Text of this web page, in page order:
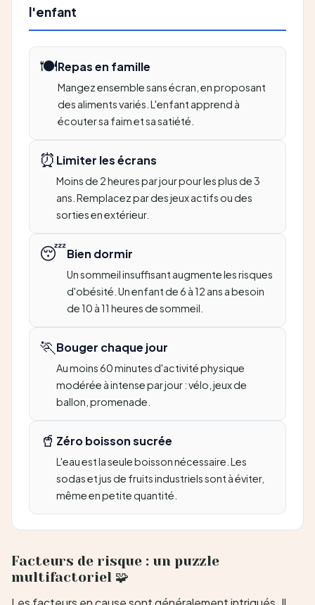
l'enfant
🍽️Repas en famille
Mangez ensemble sans écran, en proposant
des aliments variés. L'enfant apprend à
écouter sa faim et sa satiété.
⏰ Limiter les écrans
Moins de 2 heures par jour pour les plus de 3
ans. Remplacez par des jeux actifs ou des
sorties en extérieur.
😴Bien dormir
Un sommeil insuffisant augmente les risques
d'obésité. Un enfant de 6 à 12 ans a besoin
de 10 à 11 heures de sommeil.
🏃 Bouger chaque jour
Au moins 60 minutes d'activité physique
modérée à intense par jour : vélo, jeux de
ballon, promenade.
🥤 Zéro boisson sucrée
L'eau est la seule boisson nécessaire. Les
sodas et jus de fruits industriels sont à éviter,
même en petite quantité.
Facteurs de risque : un puzzle
multifactoriel 🧩